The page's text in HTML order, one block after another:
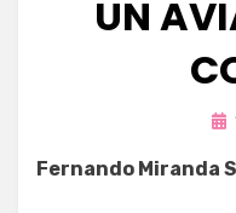
UN
Fernando Miranda